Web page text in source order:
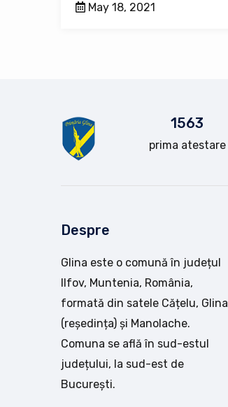
May 18, 2021
1563
prima atestare
Despre
Glina este o comună în județul
Ilfov, Muntenia, România,
formată din satele Cățelu, Glina
(reședința) și Manolache.
Comuna se află în sud-estul
județului, la sud-est de
București.